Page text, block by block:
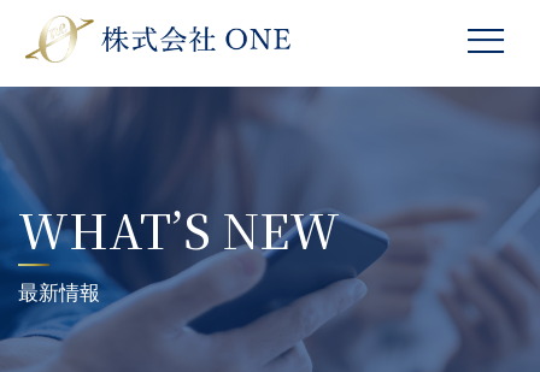
WHAT’S NEW
最新情報